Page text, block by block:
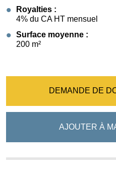
Royalties :
4% du CA HT mensuel
Surface moyenne :
200 m²
DEMANDE DE
AJOUTER À